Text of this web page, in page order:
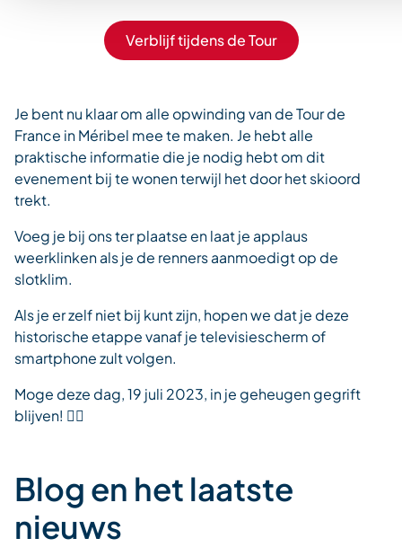
Verblijf tijdens de Tour
Je bent nu klaar om alle opwinding van de Tour de
France in Méribel mee te maken. Je hebt alle
praktische informatie die je nodig hebt om dit
evenement bij te wonen terwijl het door het skioord
trekt.
Voeg je bij ons ter plaatse en laat je applaus
weerklinken als je de renners aanmoedigt op de
slotklim.
Als je er zelf niet bij kunt zijn, hopen we dat je deze
historische etappe vanaf je televisiescherm of
smartphone zult volgen.
Moge deze dag, 19 juli 2023, in je geheugen gegrift
blijven! 🚴‍♂️
Blog en het laatste
nieuws